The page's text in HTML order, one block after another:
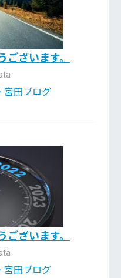
ざいます。
宮田ブログ
ざいます。
宮田ブログ